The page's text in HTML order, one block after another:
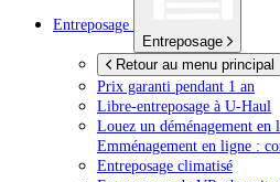
Entreposage
Entreposage
Retour au menu principal
Prix garanti pendant 1 an
Libre-entreposage à U-Haul
Louez un déménagement en
Emménagement en ligne :
Entreposage climatisé